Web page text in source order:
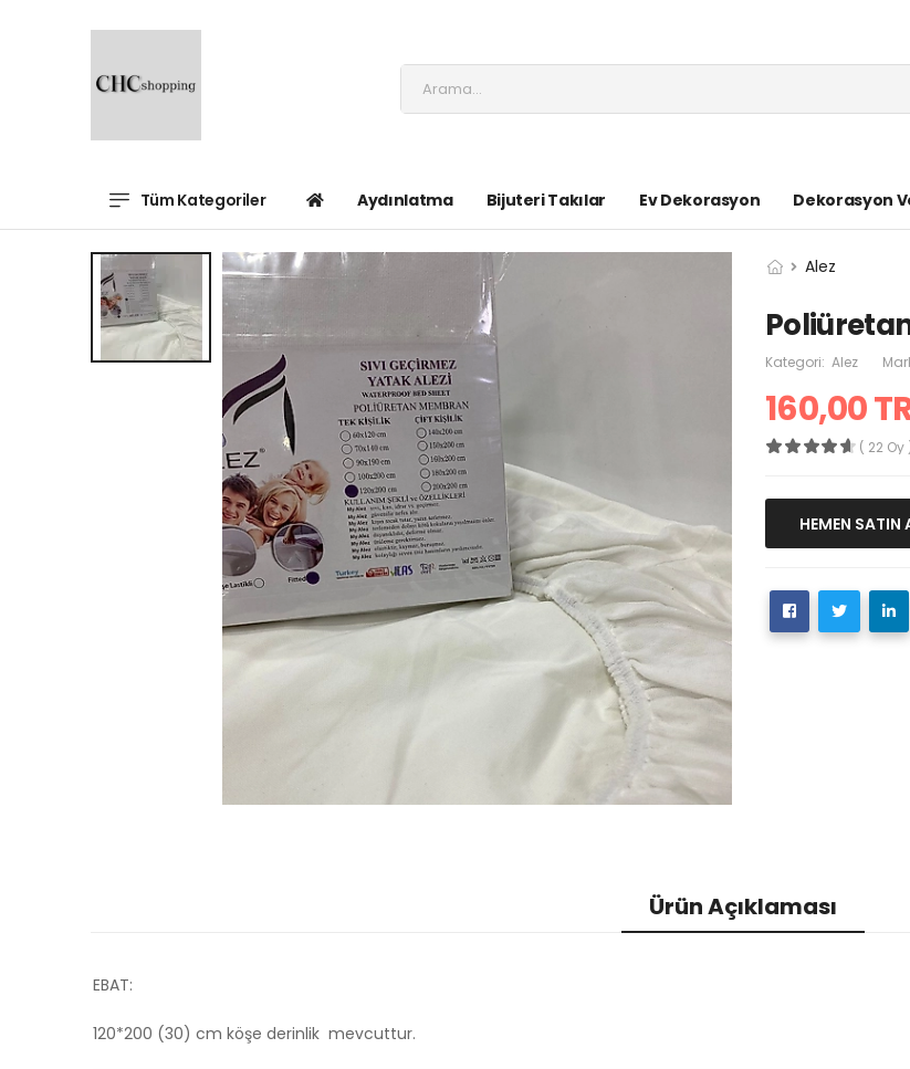
Tüm Kategoriler Aydınlatma Bijuteri Takılar Ev Dekorasyon Dekorasyon
Alez
Kategori: Alez
160,00
( 22 Oy
HEMEN SATIN
Ürün Açıklaması
EBAT:
120*200 (30) cm köşe derinlik mevcuttur.